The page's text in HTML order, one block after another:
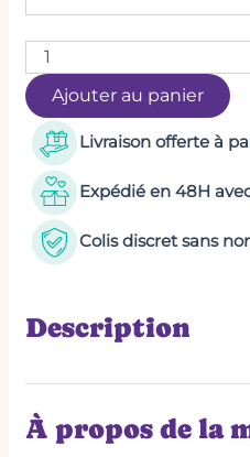
Ajouter au panier
Livraison offerte à
Expédié en 48H
Colis discret sans
Description
Huile d’amande:
nourrissante, elle
À propos de la